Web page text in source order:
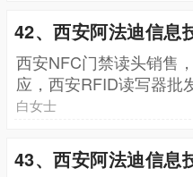
42、西安阿法迪信息
西安NFC门禁读头销售
应，西安RFID读写器批
白女士
43、西安阿法迪信息